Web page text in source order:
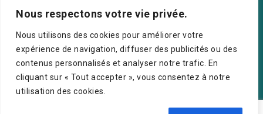
Nous respectons votre vie privée.
Nous utilisons des cookies pour améliorer votre
expérience de navigation, diffuser des publicités ou des
contenus personnalisés et analyser notre trafic. En
cliquant sur « Tout accepter », vous consentez à notre
utilisation des cookies.
The €10 Million Question of NIS2: Workshop Recap